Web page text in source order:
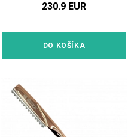
230.9 EUR
DO KOŠÍKA